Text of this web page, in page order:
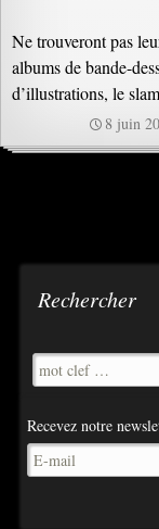
Ne trouveront pas
albums de bande-
d’illustrations, le
8 juin
Rechercher
Recevez notre